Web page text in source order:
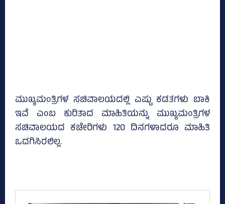
ಮುಖ್ಯಮಂತ್ರಿಗಳ ಸಚಿವಾಲಯದಲ್ಲಿ ಎಷ್ಟು ಕಡತಗಳು ಬಾಕಿ
ಇವೆ ಎಂಬ ಕುರಿತಾದ ಮಾಹಿತಿಯನ್ನು ಮುಖ್ಯಮಂತ್ರಿಗಳ
ಸಚಿವಾಲಯದ ಕಚೇರಿಗಳು 120 ದಿನಗಳಾದರೂ ಮಾಹಿತಿ
ಒದಗಿಸಿರಲಿಲ್ಲ.